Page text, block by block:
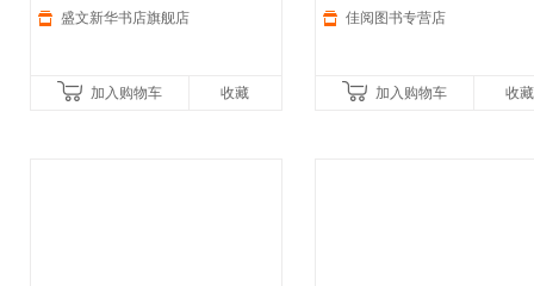
盛文新华书店旗舰店
加入购物车 收藏
佳阅图书专营店
加入购物车 收藏